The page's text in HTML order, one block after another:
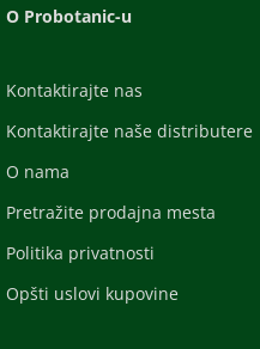
O Probotanic-u
Kontaktirajte nas
Kontaktirajte naše distributere
O nama
Pretražite prodajna mesta
Politika privatnosti
Opšti uslovi kupovine